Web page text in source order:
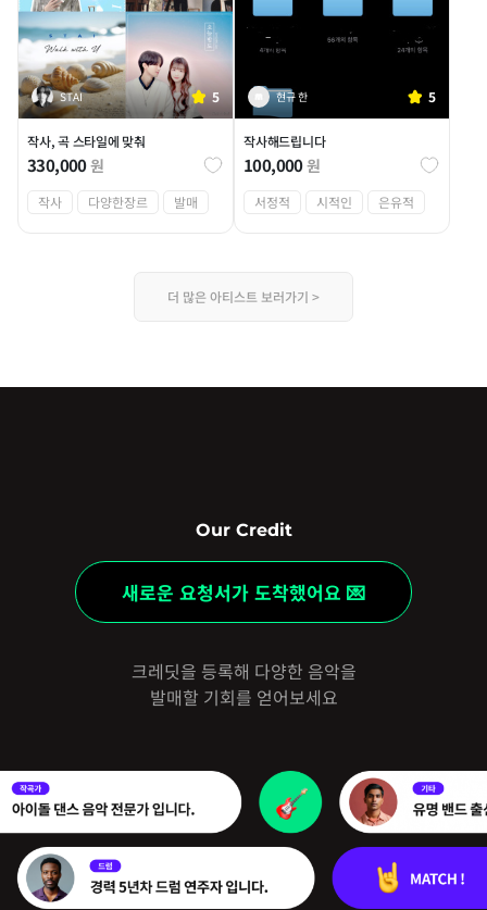
STAI 5
작사, 곡 스타일에 맞춰
330,000원
작사 다양한장르 발매
현규 한 5
작사해드립니다
100,000원
서정적 시적인 은유적
더 많은 아티스트 보러가기 >
Our Credit
새로운 요청서가 도착했어요 💌
크레딧을 등록해 다양한 음악을
발매할 기회를 얻어보세요